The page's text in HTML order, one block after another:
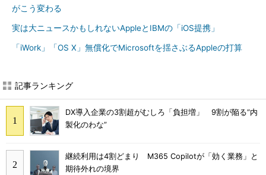
がこう変わる
実は大ニュースかもしれないAppleとIBMの「iOS提携」
「iWork」「OS X」無償化でMicrosoftを揺さぶるAppleの打算
記事ランキング
DX導入企業の3割超がむしろ「負担増」 9割が陥る“内
製化のわな”
継続利用は4割どまり M365 Copilotが「効く業務」と
期待外れの境界